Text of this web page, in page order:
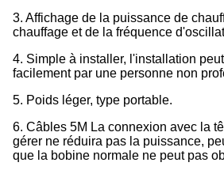
3. Affichage de la puissance de
chauffage et de la fréquence
4. Simple à installer, l'installation
facilement par une personne non
5. Poids léger, type portable.
6. Câbles 5M La connexion avec la
gérer ne réduira pas la puissance,
que la bobine normale ne peut pas